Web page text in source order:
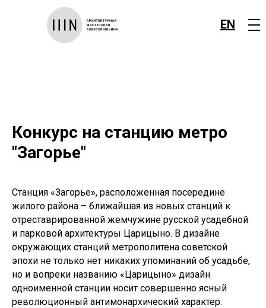
EN
Конкурс на станцию метро
"Загорье"
Станция «Загорье», расположенная посередине
жилого района – ближайшая из новых станций к
отреставрированной жемчужине русской усадебной
и парковой архитектуры Царицыно. В дизайне
окружающих станций метрополитена советской
эпохи не только нет никаких упоминаний об усадьбе,
но и вопреки названию «Царицыно» дизайн
одноименной станции носит совершенно ясный
революционный антимонархический характер.